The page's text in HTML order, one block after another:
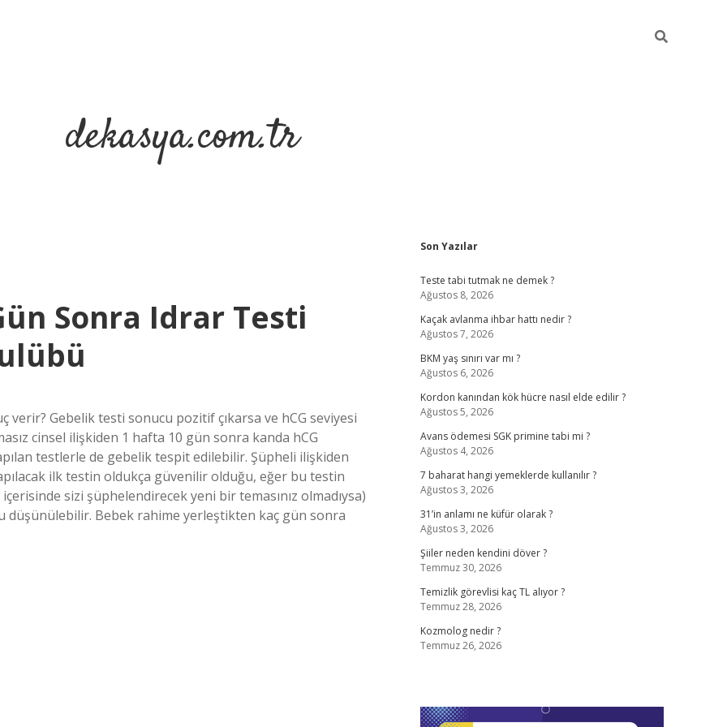
dekasya.com.tr
Sonra Idrar Testi
Gebelik testi sonucu pozitif çıkarsa ve hCG seviyesi
cinsel ilişkiden 1 hafta 10 gün sonra kanda hCG
testlerle de gebelik tespit edilebilir. Şüpheli ilişkiden
ilk testin oldukça güvenilir olduğu, eğer bu testin
sizi şüphelendirecek yeni bir temasınız olmadıysa)
düşünülebilir. Bebek rahime yerleştikten kaç gün sonra
Sidebar
Son Yazılar
Teste tabi tutmak ne demek ?
Ağustos 8, 2026
Kaçak avlanma ihbar hattı nedir ?
Ağustos 7, 2026
BKM yaş sınırı var mı ?
Ağustos 6, 2026
Kordon kanından kök hücre nasıl elde edilir ?
Ağustos 5, 2026
Avans ödemesi SGK primine tabi mi ?
Ağustos 4, 2026
7 baharat hangi yemeklerde kullanılır ?
Ağustos 3, 2026
31’in anlamı ne küfür olarak ?
Ağustos 3, 2026
Şiiler neden kendini döver ?
Temmuz 30, 2026
Temizlik görevlisi kaç TL alıyor ?
Temmuz 28, 2026
Kozmolog nedir ?
Temmuz 26, 2026
betexper giriş